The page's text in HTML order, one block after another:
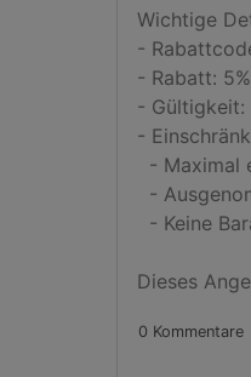
Wichtige
-
- Rabatt: 5%
- Gültigkeit:
-
Dieses
0 Kommentare